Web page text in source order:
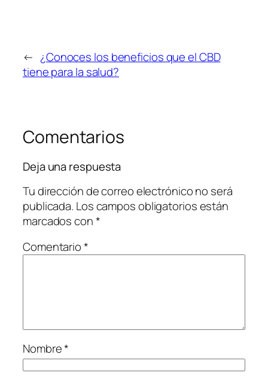
← ¿Conoces los beneficios que el CBD
tiene para la salud?
Comentarios
Deja una respuesta
Tu dirección de correo electrónico no será
publicada. Los campos obligatorios están
marcados con*
Comentario*
Nombre*